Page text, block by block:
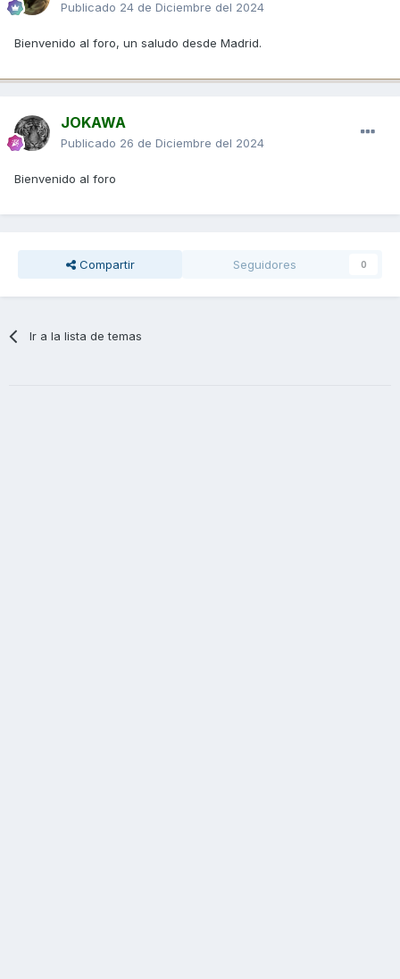
Publicado 24 de Diciembre del 2024
Bienvenido al foro, un saludo desde Madrid.
JOKAWA
Publicado 26 de Diciembre del 2024
Bienvenido al foro
Compartir Seguidores 0
Ir a la lista de temas